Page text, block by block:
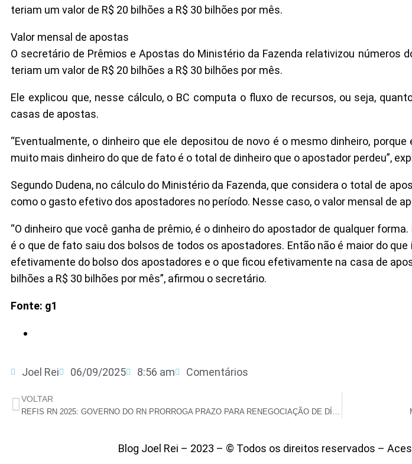
teriam um valor de R$ 20 bilhões a R$ 30 bilhões por mês.
Valor mensal de apostas
O secretário de Prêmios e Apostas do Ministério da Fazenda relativizou números
teriam um valor de R$ 20 bilhões a R$ 30 bilhões por mês.
Ele explicou que, nesse cálculo, o BC computa o fluxo de recursos, ou seja,
casas de apostas.
“Eventualmente, o dinheiro que ele depositou de novo é o mesmo dinheiro,
muito mais dinheiro do que de fato é o total de dinheiro que o apostador perdeu”,
Segundo Dudena, no cálculo do Ministério da Fazenda, que considera o total de
como o gasto efetivo dos apostadores no período. Nesse caso, o valor mensal de
“O dinheiro que você ganha de prêmio, é o dinheiro do apostador de qualquer
é o que de fato saiu dos bolsos de todos os apostadores. Então não é maior do
efetivamente do bolso dos apostadores e o que ficou efetivamente na casa de
bilhões a R$ 30 bilhões por mês”, afirmou o secretário.
Fonte: g1
Joel Rei 06/09/2025 8:56 am Comentários
VOLTAR
REFIS RN 2025: GOVERNO DO RN PRORROGA PRAZO PARA RENEGOCIAÇÃO DE DÍVIDAS COM DESCONTOS DE ATÉ 99%
Blog Joel Rei – 2023 – © Todos os direitos reservados –